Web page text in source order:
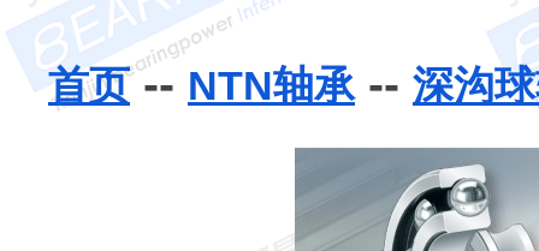
首页-- NTN轴承-- 深沟